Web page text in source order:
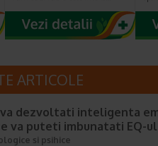
ARTICOLE
va dezvoltati inteligenta
va puteti imbunatati EQ-ul
si psihice